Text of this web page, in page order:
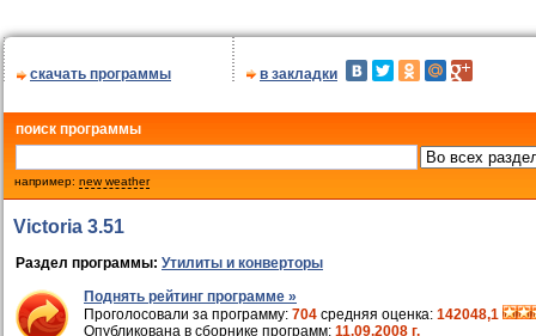
скачать программы в закладки
поиск программы
например: new weather
Victoria 3.51
Раздел программы: Утилиты и конверторы
Поднять рейтинг программе »
Проголосовали за программу: 704 средняя оценка: 142048,1
Опубликована в сборнике программ: 11.09.2008 г.